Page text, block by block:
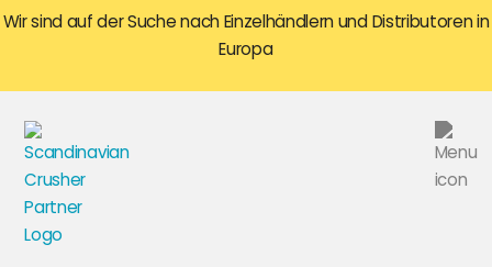
Wir sind auf der Suche nach Einzelhändlern und Distributoren in
Europa